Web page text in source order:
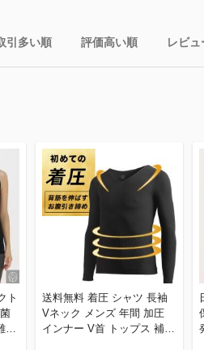
引多い順 評価高い順 レビ
ト
所
送料無料 着圧 シャツ 長袖
Vネック メンズ 年間 加圧
インナー V首 トップス 補整